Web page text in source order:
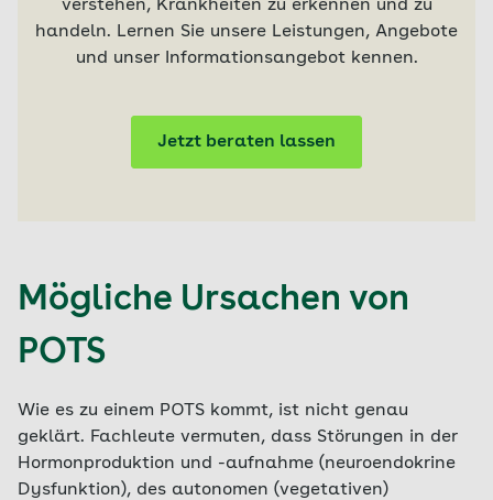
verstehen, Krankheiten zu erkennen und zu
handeln. Lernen Sie unsere Leistungen, Angebote
und unser Informationsangebot kennen.
Jetzt beraten lassen
Mögliche Ursachen von
POTS
Wie es zu einem POTS kommt, ist nicht genau
geklärt. Fachleute vermuten, dass Störungen in der
Hormonproduktion und -aufnahme (neuroendokrine
Dysfunktion), des autonomen (vegetativen)